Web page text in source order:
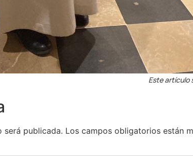
Este artículo
será publicada. Los campos obligatorios están